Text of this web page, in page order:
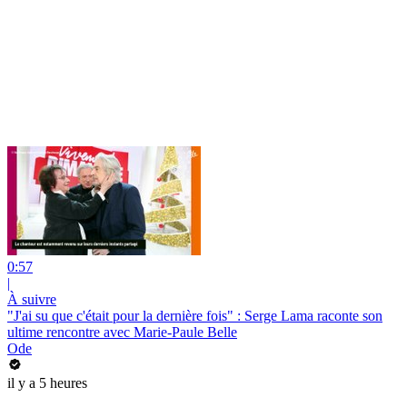
0:57
|
À suivre
"J'ai su que c'était pour la dernière fois" : Serge Lama raconte son
ultime rencontre avec Marie-Paule Belle
Ode
il y a 5 heures